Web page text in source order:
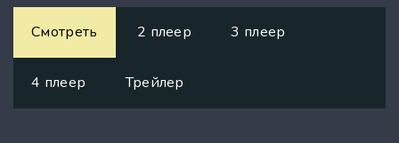
Смотреть 2 плеер 3 плеер
4 плеер Трейлер